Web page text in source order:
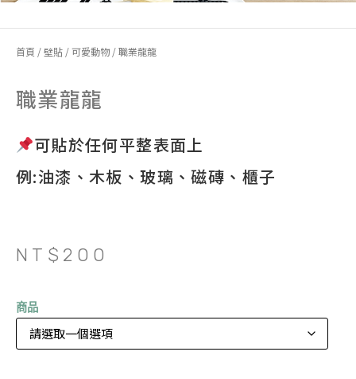
首頁 /壁貼 /可愛動物 / 職業龍龍
職業龍龍
可貼於任何平整表面上
例:油漆、木板、玻璃、磁磚、櫃子
NT$ 200
商品